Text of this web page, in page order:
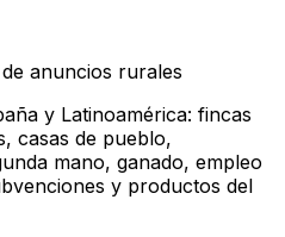
anuncios rurales
y Latinoamérica: fincas
casas de pueblo,
mano, ganado, empleo
y productos del